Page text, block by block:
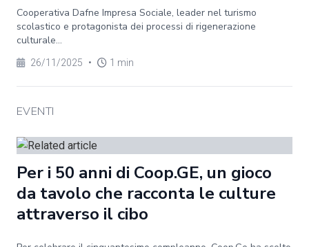
Cooperativa Dafne Impresa Sociale, leader nel turismo
scolastico e protagonista dei processi di rigenerazione
culturale...
26/11/2025 • 1 min
EVENTI
Per i 50 anni di Coop.GE, un gioco
da tavolo che racconta le culture
attraverso il cibo